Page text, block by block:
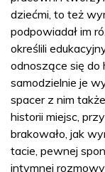
dziećmi, to też
podpowiadał im
określili
odnoszące się do
samodzielnie je
spacer z nim
historii miejsc,
brakowało, jak
tacie, pewnej
intymnej